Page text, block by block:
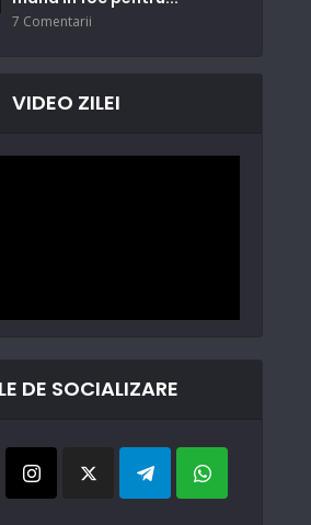
7 Comentarii
VIDEO ZILEI
DE SOCIALIZARE